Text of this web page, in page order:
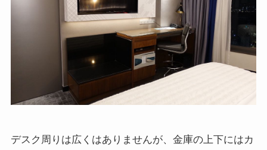
デスク周りは広くはありませんが、金庫の上下にはカ